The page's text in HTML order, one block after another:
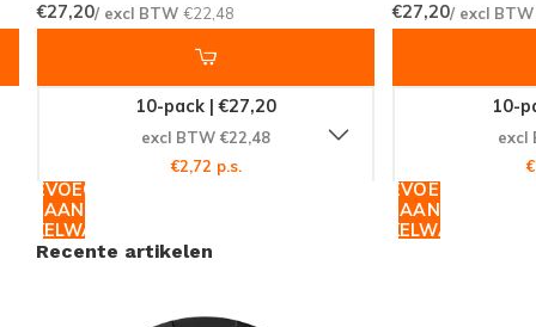
€27,20/ excl BTW€22,48
10-pack | €27,20
excl BTW €22,48
€2,72 p.s.
TOEVOEGEN
AAN
€27,20/ excl
10-
excl
TOEVOEGEN
AAN
WINKELWAGEN
Recente artikelen